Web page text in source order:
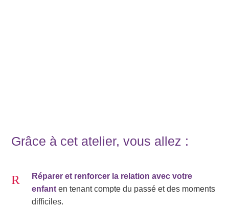
Grâce à cet atelier, vous allez :
Réparer et renforcer la relation avec votre
enfant en tenant compte du passé et des moments
difficiles.